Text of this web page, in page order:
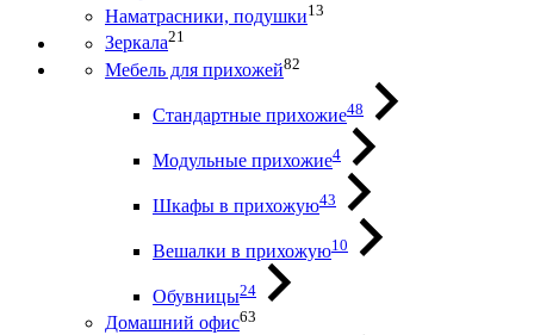
Наматрасники, подушки13
Зеркала21
Мебель для прихожей82
Стандартные прихожие48
Модульные прихожие4
Шкафы в прихожую43
Вешалки в прихожую10
Обувницы24
Домашний офис63